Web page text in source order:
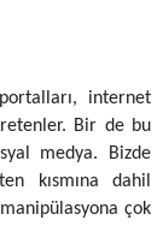
internet
Bir de bu
medya. Bizde
kısmına dahil
çok